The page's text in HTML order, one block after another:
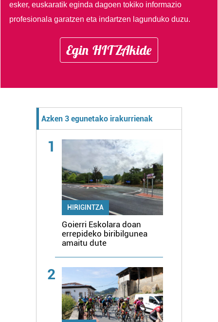
esker, euskaratik eginda dagoen tokiko informazio
profesionala garatzen eta indartzen lagunduko duzu.
Egin HITZAkide
Azken 3 egunetako irakurrienak
1
HIRIGINTZA
Goierri Eskolara doan
errepideko biribilgunea
amaitu dute
2